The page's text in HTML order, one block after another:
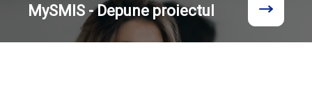
MySMIS - Depune proiectul